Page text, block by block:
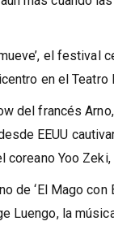
citas culturales
más cuando
el festival
en el Teatro
del francés
EEUU
coreano Yoo
de ‘El Mago